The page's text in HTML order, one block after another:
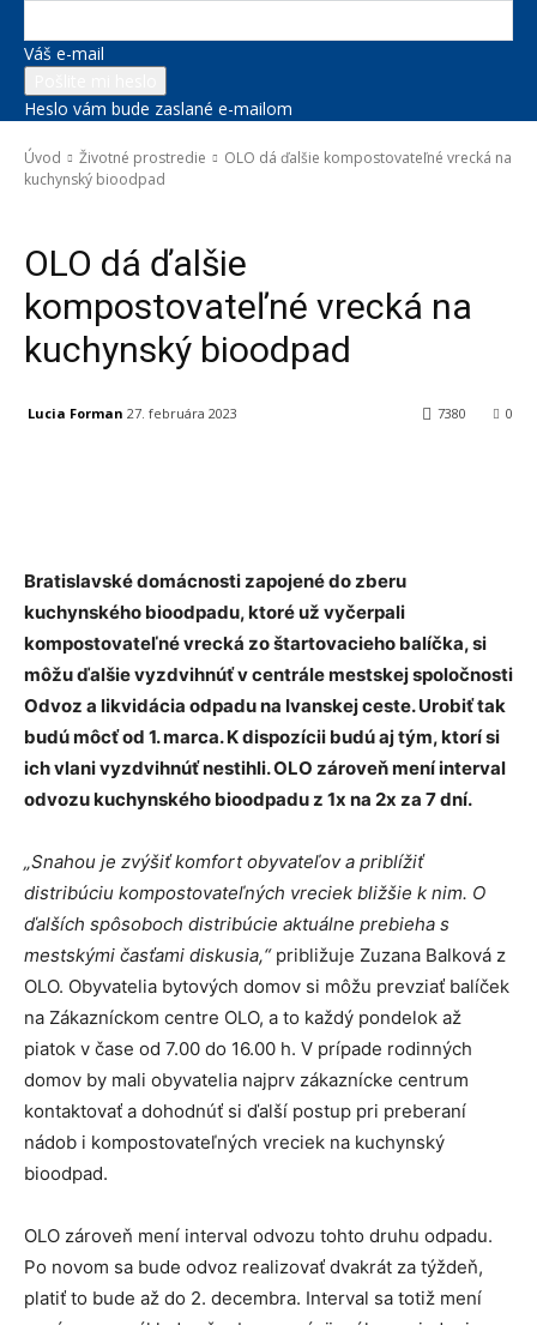
Váš e-mail
Heslo vám bude zaslané e-mailom
Úvod Životné prostredie
OLO dá ďalšie kompostovateľné vrecká na
kuchynský bioodpad
OLO dá ďalšie
kompostovateľné vrecká na
kuchynský bioodpad
Lucia Forman 27. februára 2023 0
7380
Bratislavské domácnosti zapojené do zberu
kuchynského bioodpadu, ktoré už vyčerpali
kompostovateľné vrecká zo štartovacieho balíčka, si
môžu ďalšie vyzdvihnúť v centrále mestskej spoločnosti
Odvoz a likvidácia odpadu na Ivanskej ceste. Urobiť tak
budú môcť od 1. marca. K dispozícii budú aj tým, ktorí si
ich vlani vyzdvihnúť nestihli. OLO zároveň mení interval
odvozu kuchynského bioodpadu z 1x na 2x za 7 dní.
„Snahou je zvýšiť komfort obyvateľov a priblížiť
distribúciu kompostovateľných vreciek bližšie k nim. O
ďalších spôsoboch distribúcie aktuálne prebieha s
mestskými časťami diskusia,“ približuje Zuzana Balková z
OLO. Obyvatelia bytových domov si môžu prevziať balíček
na Zákazníckom centre OLO, a to každý pondelok až
piatok v čase od 7.00 do 16.00 h. V prípade rodinných
domov by mali obyvatelia najprv zákaznícke centrum
kontaktovať a dohodnúť si ďalší postup pri preberaní
nádob i kompostovateľných vreciek na kuchynský
bioodpad.
OLO zároveň mení interval odvozu tohto druhu odpadu.
Po novom sa bude odvoz realizovať dvakrát za týždeň,
platiť to bude až do 2. decembra. Interval sa totiž mení